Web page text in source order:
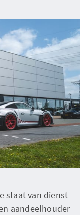
staat van dienst
aandeelhouder